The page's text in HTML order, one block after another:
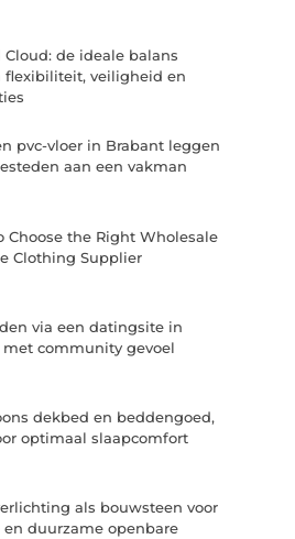
Cloud: de ideale balans
flexibiliteit, veiligheid en
pvc-vloer in Brabant leggen
aan een vakman
Choose the Right Wholesale
Clothing Supplier
via een datingsite in
met community gevoel
dekbed en beddengoed,
optimaal slaapcomfort
als bouwsteen voor
en duurzame openbare